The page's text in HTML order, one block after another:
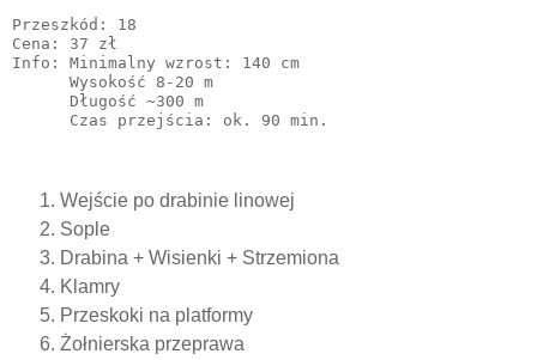
Przeszkód: 18
Cena: 37 zł
Info: Minimalny wzrost: 140 cm
      Wysokość 8-20 m
      Długość ~300 m
      Czas przejścia: ok. 90 min.
Wejście po drabinie linowej
Sople
Drabina + Wisienki + Strzemiona
Klamry
Przeskoki na platformy
Żołnierska przeprawa